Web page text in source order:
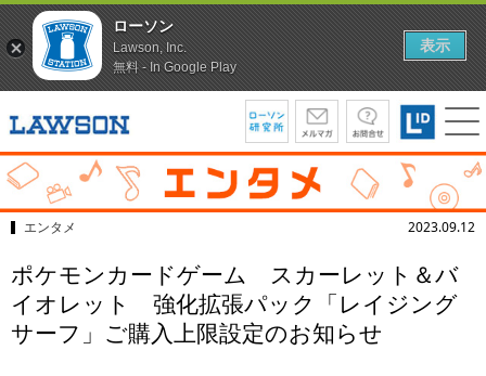
エンタメ 2023.09.12
ポケモンカードゲーム スカーレット＆バ
イオレット 強化拡張パック「レイジング
サーフ」ご購入上限設定のお知らせ
ローソン
Lawson, Inc.
無料 - In Google Play
表示